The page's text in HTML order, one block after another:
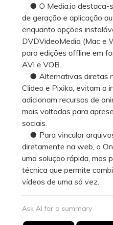
● O Media.io destaca-
de geração e aplicação
enquanto opções
DVDVideoMedia (Mac e
para edições offline em
AVI e VOB.
● Alternativas diretas
Clideo e Pixiko, evitam a
adicionam recursos de
mais voltadas para
sociais.
● Para vincular
diretamente na web, o
uma solução rápida, mas
técnica que permite
vídeos de uma só vez.
Ask AI for a summary